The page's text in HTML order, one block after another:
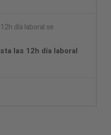
las 12h día laboral